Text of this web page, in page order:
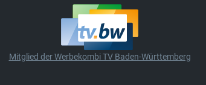
Mitglied der Werbekombi TV Baden-Württemberg